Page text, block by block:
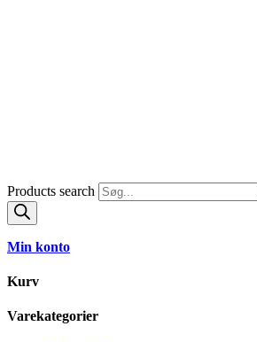
Products search
Min konto
Kurv
Varekategorier